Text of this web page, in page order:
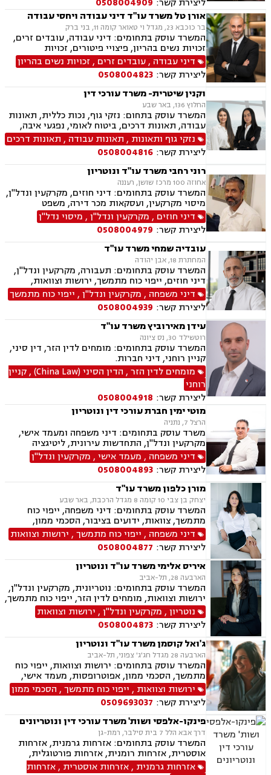
אורן טל משרד עו"ד דיני עבודה ויחסי עבודה
בר כוכבא 23, מגדל וי טאואר קומה 11, בני ברק
המשרד עוסק בתחומים: דיני עבודה, עובדים זרים,
זכויות נשים בהריון, פיצויי פיטורים, זכויות
סוציאליות, שעות נוספות, פיטורים שלא כדין, הרעת
תנאים, הטרדה מינית במקום העבודה, אפליה
תעסוקתית, מחלוקות הנוגעות לעמלות ובונוסים,
סוגיות הקשורות לפרילנסרים וקבלנים עצמאיים,
ליווי קבוצות עובדים בהליכי פירוק.
דיני עבודה ,עובדים זרים , זכויות נשים בהריון
ליצירת קשר: 0508004823
וקנין שיטרית- משרד עורכי דין
החלוץ 136, באר שבע
המשרד עוסק בתחום: נזקי גוף, נכות כללית, תאונות
עבודה, תאונות דרכים, ביטוח לאומי, נפגעי איבה,
משרד הביטחון, נכי צה״ל, תביעות אזרחיות.
נזקי גוף ותאונות , תאונות עבודה , תאונות דרכים
ליצירת קשר: 0508004816
רוני רחבי משרד עו"ד ונוטריון
אחוזה 100 מרכז שושן, רעננה
המשרד עוסק בתחומים: דיני חוזים, מקרקעין ונדל"ן,
מיסוי מקרקעין, ועסקאות מכר דירה, משפט
אזרחי-מסחרי, ייפוי כוח מתמשך, ירושות וצוואות,
דיני עבודה, דיני משפחה, הסכמי ממון, נזקי גוף
ותאונות, נוטריון.
דיני חוזים , מקרקעין ונדל"ן, מיסוי נדל"ן
ליצירת קשר: 0508004979
עובדיה שמחי משרד עו"ד
המחתרת 18, אבן יהודה
המשרד עוסק בתחומים: תעבורה, מקרקעין ונדל"ן,
דיני חוזים, ייפוי כוח מתמשך, ירושות וצוואות,
הסכמי ממון, אלימות במשפחה, מחיקת רישום פלילי
דיני משפחה , מקרקעין ונדל"ן, ייפוי כוח מתמשך
ליצירת קשר: 0508004939
עידן מאירוביץ משרד עו"ד
רוטשילד 30, נס ציונה
המשרד עוסק בתחומים: מומחים לדין הזר, דין סיני,
קניין רוחני, דיני חברות.
מומחים לדין הזר, הדין הסיני (China Law) ,קניין
רוחני
ליצירת קשר: 0508004918
מוטי ימין חברת עורכי דין ונוטריון
הרצל 7, נתניה
משרד עוסק בתחומים: דיני משפחה ומעמד אישי,
מקרקעין ונדל"ן, התחדשות עירונית, ליטיגציה
אזרחית-מסחרית, סכסוכים חוזיים, סכסוכים כספיים,
דיני חברות, ירושות וצוואות, ייפוי כוח מתמשך,
גישור.
דיני משפחה , מעמד אישי, מקרקעין ונדל"ן
ליצירת קשר: 0508004893
מורן כלפון משרד עו"ד
יצחק בן צבי 10 קומה 8 מגדל הרכבת, באר שבע
המשרד עוסק בתחומים: דיני משפחה, ייפוי כוח
מתמשך, צוואות, ידועים בציבור, הסכמי ממון,
אבהות, מזונות, משמורת, גירושין, נישואים אזרחיים,
ניכור הורי
דיני משפחה , ייפוי כוח מתמשך, ירושות וצוואות
ליצירת קשר: 0508004877
איריס אלימי משרד עו"ד ונוטריון
הארבעה 28, תל-אביב
המשרד עוסק בתחומים: נוטריונית, מקרקעין ונדל"ן,
ירושות וצוואות, מומחים לדין הזר, ייפוי כוח מתמשך,
מיסים, תמ"א 38, אזרחות זרה ודרכון זר.
נוטריון, מקרקעין ונדל"ן, ירושות וצוואות
ליצירת קשר: 0508004873
ג'ואל קוסמן משרד עו"ד ונוטריון
הארבעה 28 מגדל חג'ג' צפוני, תל-אביב
המשרד עוסק בתחומים: ירושות וצוואות, ייפוי כוח
מתמשך, הסכמי ממון, אפוטרופסות, מעמד אישי,
ידועים בציבור, אבהות, חלוקת רכוש, דיני עליה, דיני
מקרקעין, עסקאות מכר דירה מקבלן או יד שניה,
מיסוי מקרקעין, נוטריון עברית צרפתית אנגלית.
ירושות וצוואות , ייפוי כוח מתמשך, הסכמי ממון
ליצירת קשר: 0509693037
פינקו-אלפסי ושות' משרד עורכי דין ונוטריונים
דרך אבא הלל 7 בית סילבר, רמת-גן
המשרד עוסק בתחומים: אזרחות גרמנית, אזרחות
אוסטרית, אזרחות רומנית, אזרחות פורטוגלית,
אזרחות מרוקאית, אזרחות קרואטית, אזרחות
אזרחות גרמנית ,אזרחות אוסטרית ,אזרחות